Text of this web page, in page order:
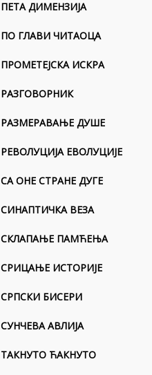
ПЕТА ДИМЕНЗИЈА
ПО ГЛАВИ ЧИТАОЦА
ПРОМЕТЕЈСКА ИСКРА
РАЗГОВОРНИК
РАЗМЕРАВАЊЕ ДУШЕ
РЕВОЛУЦИЈА ЕВОЛУЦИЈЕ
СА ОНЕ СТРАНЕ ДУГЕ
СИНАПТИЧКА ВЕЗА
СКЛАПАЊЕ ПАМЋЕЊА
СРИЦАЊЕ ИСТОРИЈЕ
СРПСКИ БИСЕРИ
СУНЧЕВА АВЛИЈА
ТАКНУТО ЋАКНУТО